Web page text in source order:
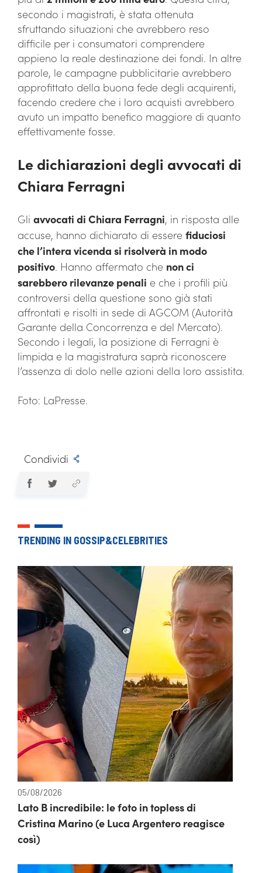
secondo i magistrati, è stata ottenuta
sfruttando situazioni che avrebbero reso
difficile per i consumatori comprendere
appieno la reale destinazione dei fondi. In altre
parole, le campagne pubblicitarie avrebbero
approfittato della buona fede degli acquirenti,
facendo credere che i loro acquisti avrebbero
avuto un impatto benefico maggiore di quanto
effettivamente fosse.
Le dichiarazioni degli avvocati di
Chiara Ferragni
Gli avvocati di Chiara Ferragni, in risposta alle
accuse, hanno dichiarato di essere fiduciosi
che l’intera vicenda si risolverà in modo
positivo. Hanno affermato che non ci
sarebbero rilevanze penali e che i profili più
controversi della questione sono già stati
affrontati e risolti in sede di AGCOM (Autorità
Garante della Concorrenza e del Mercato).
Secondo i legali, la posizione di Ferragni è
limpida e la magistratura saprà riconoscere
l’assenza di dolo nelle azioni della loro assistita.
Foto: LaPresse.
Condividi
TRENDING IN GOSSIP&CELEBRITIES
05/08/2026
Lato B incredibile: le foto in topless di
Cristina Marino (e Luca Argentero reagisce
così)